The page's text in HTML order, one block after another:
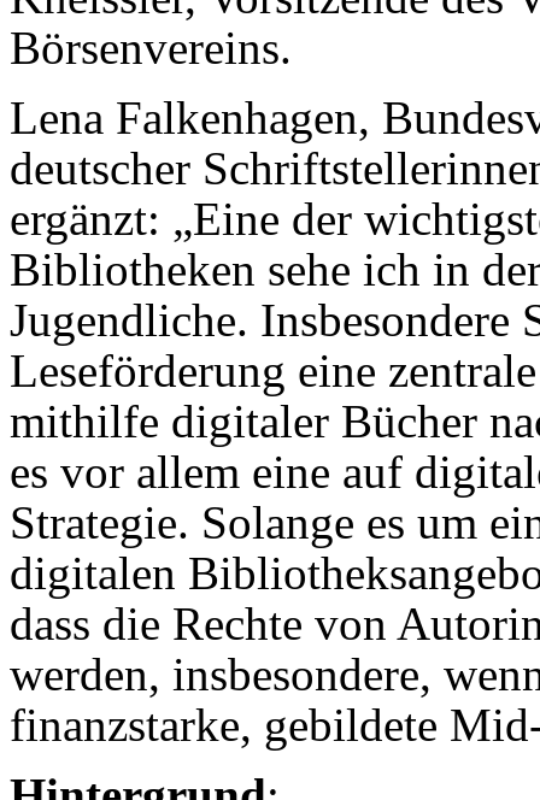
Börsenvereins.
Lena Falkenhagen,
deutscher
ergänzt: „Eine der
Bibliotheken sehe ich in
Jugendliche.
Leseförderung eine
mithilfe digitaler Bücher
es vor allem eine auf
Strategie. Solange es um
digitalen
dass die Rechte von
werden, insbesondere,
finanzstarke, gebildete